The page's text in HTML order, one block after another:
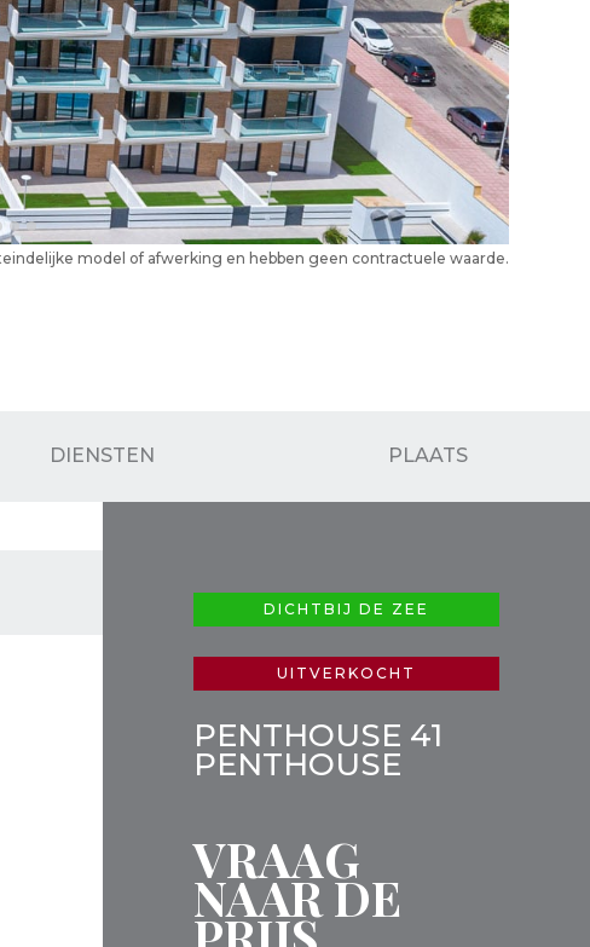
model of afwerking en hebben geen contractuele waarde.
DIENSTEN PLAATS
DICHTBIJ DE ZEE
UITVERKOCHT
PENTHOUSE 41
PENTHOUSE
VRAAG
NAAR DE